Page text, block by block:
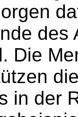
des
Die
in der